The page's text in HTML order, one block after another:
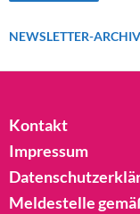
NEWSLETTER-ARCHIV
Kontakt
Impressum
Meldestelle